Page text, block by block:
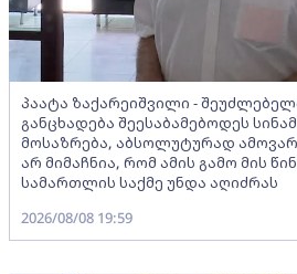
პაატა ზაქარეიშვილი -
განცხადება შეესაბამებოდეს
მოსაზრება, აბსოლუტურად
არ მიმაჩნია, რომ ამის გამო მის
სამართლის საქმე უნდა აღიძრას
2026/08/08 19:59